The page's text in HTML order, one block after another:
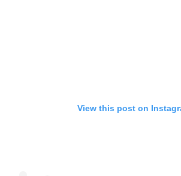
View this post on